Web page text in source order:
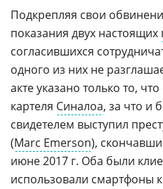
Подкрепляя свои
показания двух настоящих
согласившихся
одного из них не
акте указано только то,
картеля Синалоа, за что и
свидетелем выступил
(Marc Emerson),
июне 2017 г. Оба были
использовали смартфоны